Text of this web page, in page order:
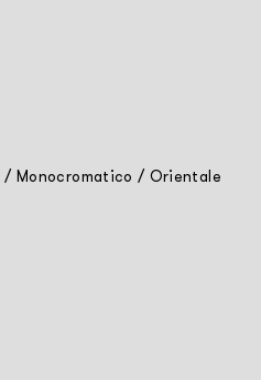
/Monocromatico / Orientale